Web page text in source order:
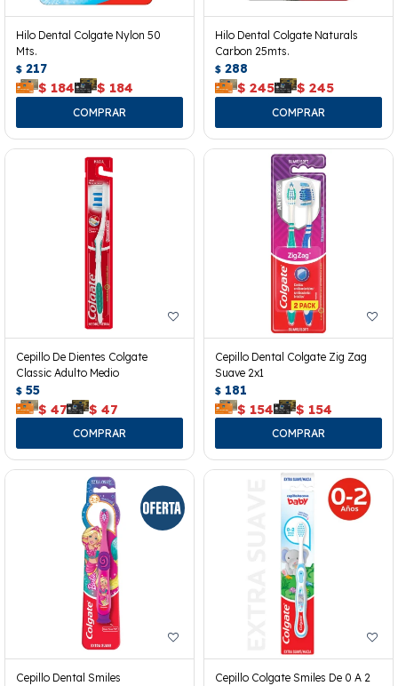
Hilo Dental Colgate Nylon 50
Mts.
$ 217
$ 184 $ 184
Hilo Dental Colgate Naturals
Carbon 25mts.
$ 288
$ 245 $ 245
Cepillo De Dientes Colgate
Classic Adulto Medio
$ 55
$ 47 $ 47
Cepillo Dental Colgate Zig Zag
Suave 2x1
$ 181
$ 154 $ 154
Cepillo Dental Smiles
Cepillo Colgate Smiles De 0 A 2